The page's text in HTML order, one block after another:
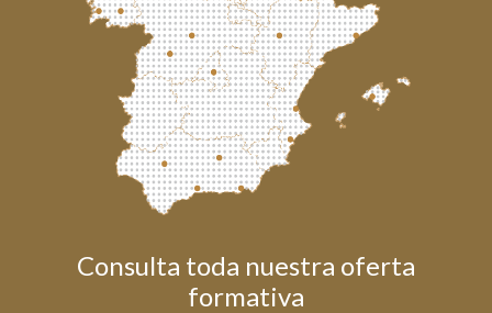
Consulta toda nuestra oferta
formativa